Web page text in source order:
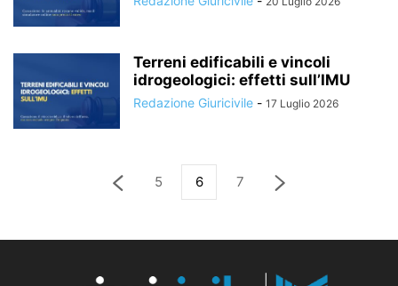
Terreni edificabili e vincoli
idrogeologici: effetti sull’IMU
Redazione Giuricivile - 17 Luglio 2026
5 6 7